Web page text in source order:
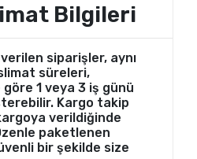
Bilgileri
siparişler, aynı
süreleri,
1 veya 3 iş günü
Kargo takip
verildiğinde
paketlenen
bir şekilde size